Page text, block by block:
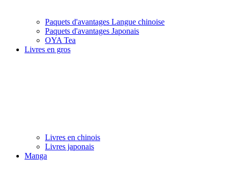
Paquets d'avantages Langue chinoise
Paquets d'avantages Japonais
OYA Tea
Livres en gros
Livres en chinois
Livres japonais
Manga